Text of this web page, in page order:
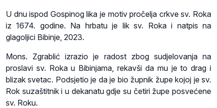
U dnu ispod Gospinog lika je motiv pročelja crkve sv. Roka
iz 1674. godine. Na hrbatu je lik sv. Roka i natpis na
glagoljici Bibinje, 2023.
Mons. Zgrablić izrazio je radost zbog sudjelovanja na
proslavi sv. Roka u Bibinjama, rekavši da mu je to drag i
blizak svetac. Podsjetio je da je bio župnik župe kojoj je sv.
Rok suzaštitnik i u dekanatu gdje su četiri župe posvećene
sv. Roku.